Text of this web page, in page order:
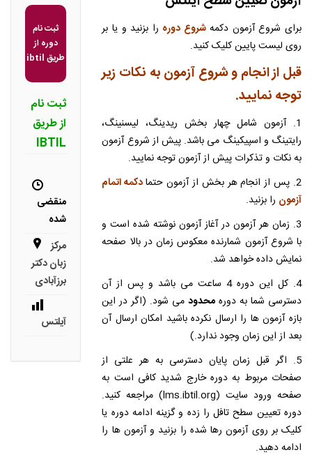
برای شروع آزمون دکمهشروع دوره را بزنید و یا بر
روی لیست پایین کلیک کنید.
قبل از انجام و شروع آزمون به نکات زیر
توجه نمایید.
1. آزمون شامل چهار بخش ریدینگ، لیسنینگ،
رایتینگ و اسپیکینگ می باشد. پیش از شروع آزمون
به نکات و تذکرات پیش از آزمون توجه نمایید.
2. پس از انجام هر بخش از آزمون حتما
دکمه اتمام
آزمون را بزنید.
3. زمان هر آزمون در آغاز آزمون نوشته شده است و
با شروع آزمون شمارنده معکوس زمان در بالا صفحه
نمایش داده خواهد شد.
4. کل این دوره 4 ساعت می باشد و پس از آن
دسترسی شما به دوره محدودمی شود. (اگر در این
بازه آزمون ها را ارسال نکرده باشید امکان ارسال آن
بعد از این زمان وجود ندارد.)
5. اگر قبل زمان پایان دسترسی به هر علتی از
صفحات مربوط به دوره خارج شدید کافی است به
صفحه ورود سایت (lms.ibtil.org) مراجعه کنید.
دوره تعیین سطح تافل را زده و گزینه ادامه دوره یا
کلیک بر روی آزمون رها شده را بزنید و آزمون ها را
ادامه دهید.
ثبت نام
دوره از
طریق ibtil
ثبت نام
از طریق
IBTIL
منقضی
شده
مرکز
زبان دکتر
برزآبادی
آیلتس